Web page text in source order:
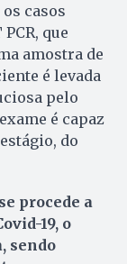
casos
que
amostra de
é levada
pelo
é capaz
do
procede a
19, o
sendo